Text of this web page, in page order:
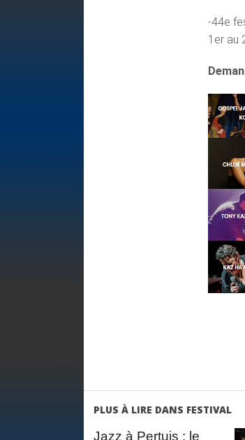
-44e
1er au
PLUS À LIRE DANS FESTIVAL
Jazz à Pertuis : le